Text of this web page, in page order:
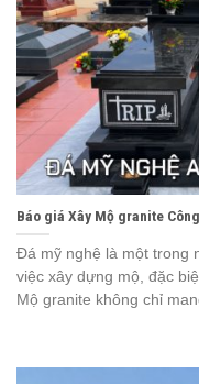
Báo giá Xây Mộ granite
Đá mỹ nghệ là một trong
việc xây dựng mộ, đặc
Mộ granite không chỉ